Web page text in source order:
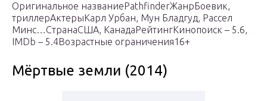
Оригинальное названиеPathfinderЖанрБоевик,
триллерАктерыКарл Урбан, Мун Бладгуд, Рассел
Минс…СтранаСША, КанадаРейтингКинопоиск – 5.6,
IMDb – 5.4Возрастные ограничения16+
Мёртвые земли (2014)